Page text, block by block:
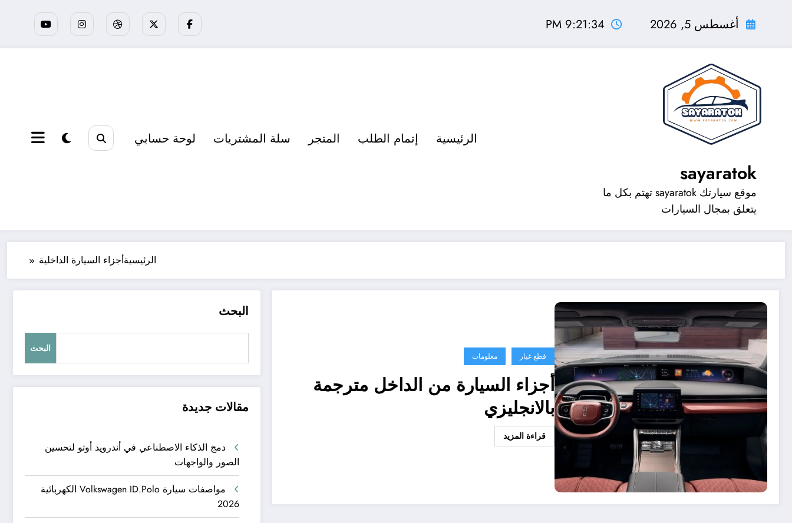
أغسطس 5, 2026 9:21:35 PM
sayaratok
موقع سيارتك sayaratok تهتم بكل ما
يتعلق بمجال السيارات
الرئيسية إتمام الطلب المتجر سلة المشتريات لوحة حسابي
الرئيسيةأجزاء السيارة الداخلية
قطع غيار معلومات
أجزاء السيارة من الداخل مترجمة
بالانجليزي
قراءة المزيد
البحث
البحث
مقالات جديدة
دمج الذكاء الاصطناعي في أندرويد أوتو لتحسين
الصور والواجهات
مواصفات سيارة Volkswagen ID.Polo الكهربائية
2026